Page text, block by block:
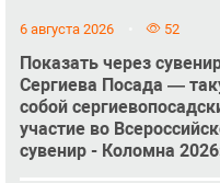
6 августа 2026 52
Показать через
Сергиева Посада —
собой
участие во
сувенир - Коломна